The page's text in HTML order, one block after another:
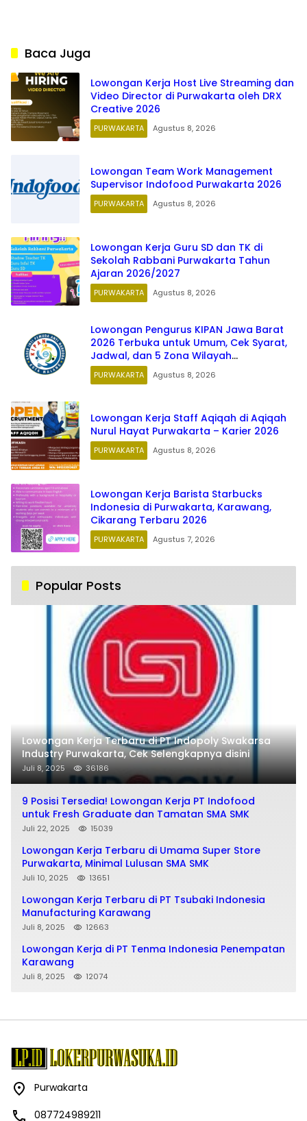
Baca Juga
Lowongan Kerja Host Live Streaming dan
Video Director di Purwakarta oleh DRX
Creative 2026
PURWAKARTA Agustus 8, 2026
Lowongan Team Work Management
Supervisor Indofood Purwakarta 2026
PURWAKARTA Agustus 8, 2026
Lowongan Kerja Guru SD dan TK di
Sekolah Rabbani Purwakarta Tahun
Ajaran 2026/2027
PURWAKARTA Agustus 8, 2026
Lowongan Pengurus KIPAN Jawa Barat
2026 Terbuka untuk Umum, Cek Syarat,
Jadwal, dan 5 Zona Wilayah
Penempatan
PURWAKARTA Agustus 8, 2026
Lowongan Kerja Staff Aqiqah di Aqiqah
Nurul Hayat Purwakarta – Karier 2026
PURWAKARTA Agustus 8, 2026
Lowongan Kerja Barista Starbucks
Indonesia di Purwakarta, Karawang,
Cikarang Terbaru 2026
PURWAKARTA Agustus 7, 2026
Popular Posts
Lowongan Kerja Terbaru di PT Indopoly Swakarsa
Industry Purwakarta, Cek Selengkapnya disini
Juli 8, 2025 36186
9 Posisi Tersedia! Lowongan Kerja PT Indofood
untuk Fresh Graduate dan Tamatan SMA SMK
Juli 22, 2025 15039
Lowongan Kerja Terbaru di Umama Super Store
Purwakarta, Minimal Lulusan SMA SMK
Juli 10, 2025 13651
Lowongan Kerja Terbaru di PT Tsubaki Indonesia
Manufacturing Karawang
Juli 8, 2025 12663
Lowongan Kerja di PT Tenma Indonesia Penempatan
Karawang
Juli 8, 2025 12074
Purwakarta
087724989211